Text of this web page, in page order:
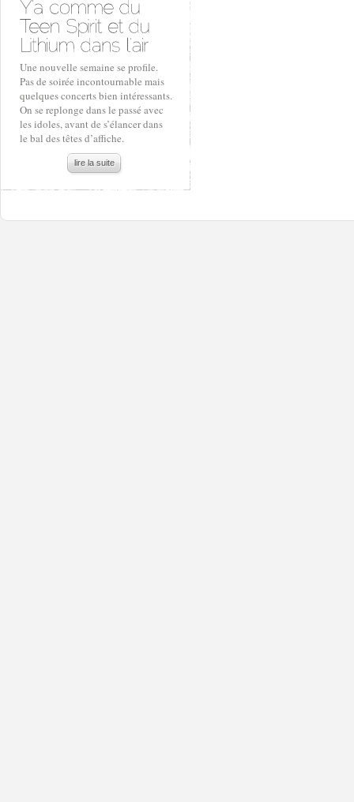
Une nouvelle semaine se profile.
Pas de soirée incontournable mais
quelques concerts bien intéressants.
On se replonge dans le passé avec
les idoles, avant de s’élancer dans
le bal des têtes d’affiche.
lire la suite